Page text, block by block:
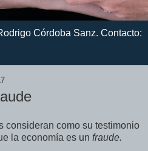
Córdoba Sanz. Contacto:
consideran como su testimonio
la economía es un fraude.